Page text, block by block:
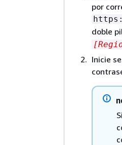
por
doble
Inicie